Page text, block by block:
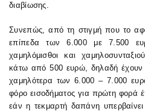
διαβίωσης.
Συνεπώς, από τη στιγμή που το
επίπεδα των 6.000 με 7.500
χαμηλόμισθοι και
κάτω από 500 ευρώ, δηλαδή έχουν
χαμηλότερα των 6.000 – 7.000
φόρο εισοδήματος για πρώτη φορά
εάν η τεκμαρτή δαπάνη